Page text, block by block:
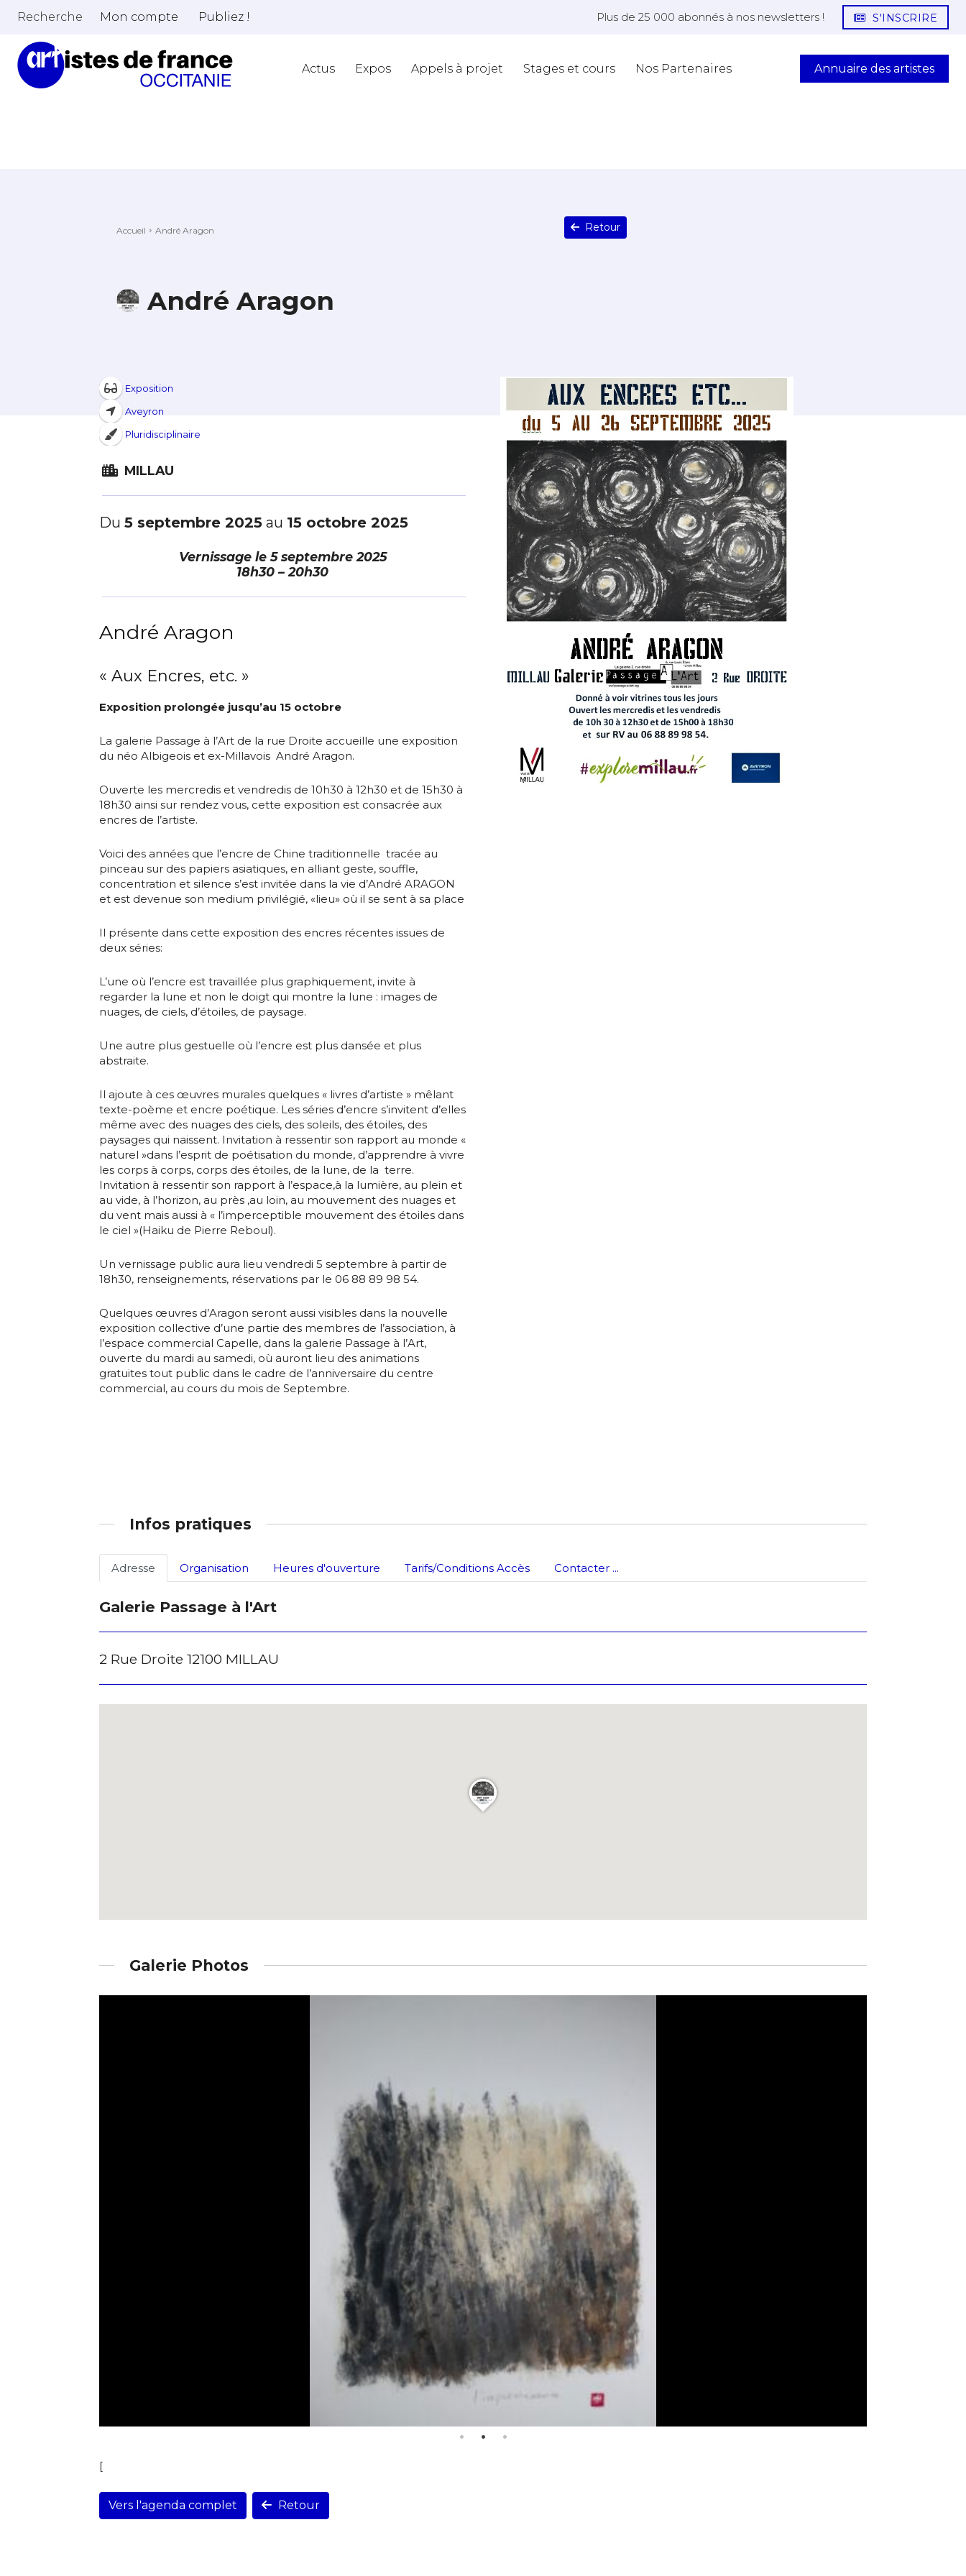
Adresse email*
Nom
Prénom
Statut / Organisation
J'accepte les
Adresse email*
Nom
Prénom
Statut / Organisation
J'accepte lestermes et conditions
* Champ obligatoire
Recherche Mon compte Publiez ! Plus de 25 000 abonnés à nos newsletters ! S'INSCRIRE
Actus Expos Appels à projet Stages et cours Nos Partenaires Annuaire des artistes
Accueil André Aragon Retour
André Aragon
Exposition
Aveyron
Pluridisciplinaire
MILLAU
Du 5 septembre 2025 au 15 octobre 2025
Vernissage le5 septembre 2025
18h30 – 20h30
André Aragon
« Aux Encres, etc. »
Exposition prolongée jusqu’au 15 octobre
La galerie Passage à l’Art de la rue Droite accueille une exposition
du néo Albigeois et ex-Millavois André Aragon.
Ouverte les mercredis et vendredis de 10h30 à 12h30 et de 15h30 à
18h30 ainsi sur rendez vous, cette exposition est consacrée aux
encres de l’artiste.
Voici des années que l’encre de Chine traditionnelle tracée au
pinceau sur des papiers asiatiques, en alliant geste, souffle,
concentration et silence s’est invitée dans la vie d’André ARAGON
et est devenue son medium privilégié, «lieu» où il se sent à sa place
Il présente dans cette exposition des encres récentes issues de
deux séries:
L’une où l’encre est travaillée plus graphiquement, invite à
regarder la lune et non le doigt qui montre la lune : images de
nuages, de ciels, d’étoiles, de paysage.
Une autre plus gestuelle où l’encre est plus dansée et plus
abstraite.
Il ajoute à ces œuvres murales quelques « livres d’artiste » mêlant
texte-poème et encre poétique. Les séries d’encre s’invitent d’elles
même avec des nuages des ciels, des soleils, des étoiles, des
paysages qui naissent. Invitation à ressentir son rapport au monde «
naturel »dans l’esprit de poétisation du monde, d’apprendre à vivre
les corps à corps, corps des étoiles, de la lune, de la terre.
Invitation à ressentir son rapport à l’espace,à la lumière, au plein et
au vide, à l’horizon, au près ,au loin, au mouvement des nuages et
du vent mais aussi à « l’imperceptible mouvement des étoiles dans
le ciel »(Haiku de Pierre Reboul).
Un vernissage public aura lieu vendredi 5 septembre à partir de
18h30, renseignements, réservations par le 06 88 89 98 54.
Quelques œuvres d’Aragon seront aussi visibles dans la nouvelle
exposition collective d’une partie des membres de l’association, à
l’espace commercial Capelle, dans la galerie Passage à l’Art,
ouverte du mardi au samedi, où auront lieu des animations
gratuites tout public dans le cadre de l’anniversaire du centre
commercial, au cours du mois de Septembre.
Infos pratiques
Adresse Organisation Heures d'ouverture Tarifs/Conditions Accès Contacter ...
Galerie Passage à l'Art
2 Rue Droite 12100 MILLAU
Galerie Photos
[
Vers l'agenda complet Retour